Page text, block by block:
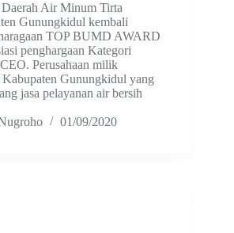
Daerah Air Minum Tirta
Gunungkidul kembali
TOP BUMD AWARD
penghargaan Kategori
Perusahaan milik
Kabupaten Gunungkidul yang
jasa pelayanan air bersih
01/09/2020